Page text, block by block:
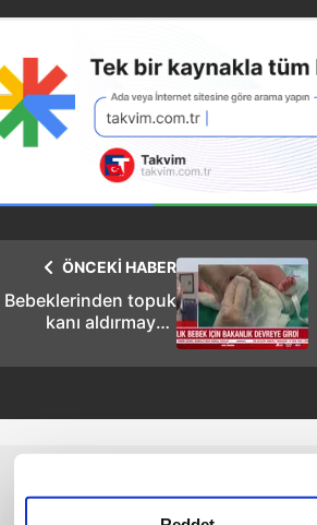
ÖNCEKİ HABER
Bebeklerinden topuk
kanı aldırmayan
Kayyum atandı!